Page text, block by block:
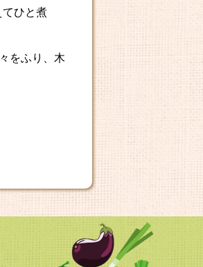
てひと煮
をふり、木